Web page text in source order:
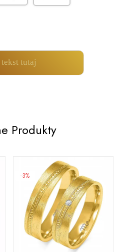
tutaj
Produkty
-3%